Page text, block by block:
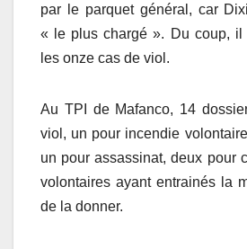
par le parquet général, car
« le plus chargé ». Du coup, il
les onze cas de viol.
Au TPI de Mafanco, 14
viol, un pour incendie
un pour assassinat, deux pour
volontaires ayant entrainés la
de la donner.